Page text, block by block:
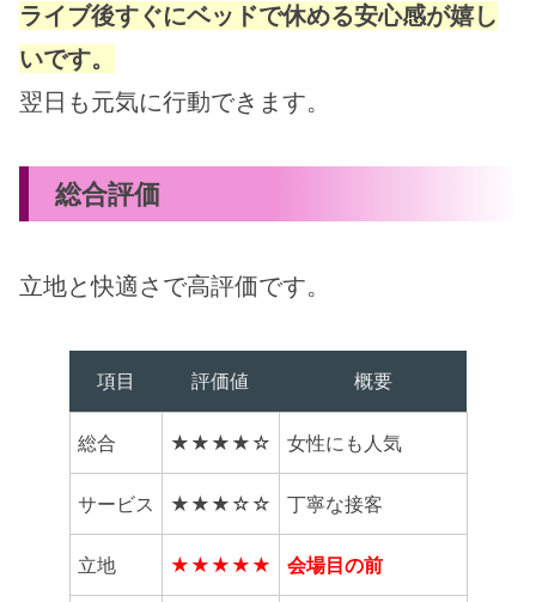
ライブ後すぐにベッドで休める安心感が嬉し
いです。
翌日も元気に行動できます。
総合評価
立地と快適さで高評価です。
項目 評価値 概要
総合 ★★★★☆ 女性にも人気
サービス ★★★☆☆ 丁寧な接客
立地 ★★★★★ 会場目の前